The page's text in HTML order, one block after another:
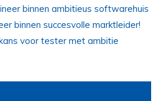
binnen ambitieus softwarehuis
binnen succesvolle marktleider!
voor tester met ambitie